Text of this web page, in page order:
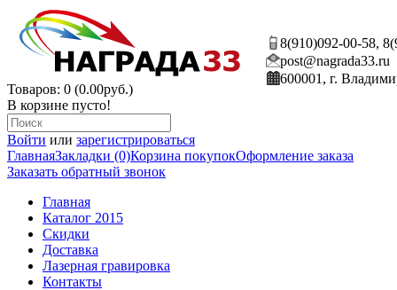
8(910)092-00-58,
post@nagrada33.ru
600001, г.
Товаров: 0 (0.00руб.)
В корзине пусто!
Войти или зарегистрироваться
ГлавнаяЗакладки (0)Корзина покупокОформление заказа
Заказать обратный звонок
Главная
Каталог 2015
Скидки
Доставка
Лазерная гравировка
Контакты